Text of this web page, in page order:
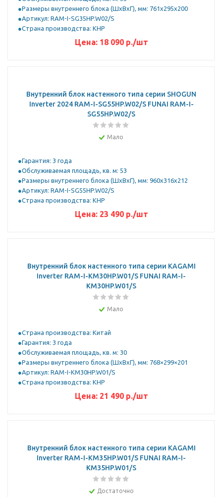
Размеры внутреннего блока (ШхВхГ), мм: 761x295x200
Артикул: RAM-I-SG35HP.W02/S
Страна производства: КНР
Цена: 18 090р./шт
Внутренний блок настенного типа серии SHOGUN
Inverter 2024 RAM-I-SG55HP.W02/S FUNAI RAM-I-
SG55HP.W02/S
Мало
Гарантия: 3 года
Обслуживаемая площадь, кв. м: 53
Размеры внутреннего блока (ШхВхГ), мм: 960x316x212
Артикул: RAM-I-SG55HP.W02/S
Страна производства: КНР
Цена: 23 490р./шт
Внутренний блок настенного типа серии KAGAMI
Inverter RAM-I-KM30HP.W01/S FUNAI RAM-I-
KM30HP.W01/S
Мало
Страна производства: Китай
Гарантия: 3 года
Обслуживаемая площадь, кв. м: 30
Размеры внутреннего блока (ШхВхГ), мм: 768×299×201
Артикул: RAM-I-KM30HP.W01/S
Страна производства: КНР
Цена: 21 490р./шт
Внутренний блок настенного типа серии KAGAMI
Inverter RAM-I-KM35HP.W01/S FUNAI RAM-I-
KM35HP.W01/S
Достаточно